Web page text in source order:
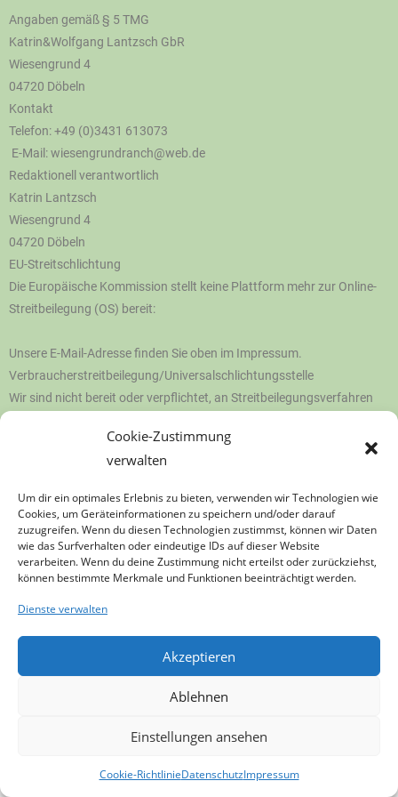
Cookie-Zustimmung
verwalten
Um dir ein optimales Erlebnis zu bieten, verwenden wir Technologien wie
Cookies, um Geräteinformationen zu speichern und/oder darauf
zuzugreifen. Wenn du diesen Technologien zustimmst, können wir Daten
wie das Surfverhalten oder eindeutige IDs auf dieser Website
verarbeiten. Wenn du deine Zustimmung nicht erteilst oder zurückziehst,
können bestimmte Merkmale und Funktionen beeinträchtigt werden.
Dienste verwalten
Akzeptieren
Ablehnen
Einstellungen ansehen
Cookie-RichtlinieDatenschutzImpressum
Angaben gemäß § 5 TMG
Katrin&Wolfgang Lantzsch GbR
Wiesengrund 4
04720 Döbeln
Kontakt
Telefon: +49 (0)3431 613073
E-Mail: wiesengrundranch@web.de
Redaktionell verantwortlich
Katrin Lantzsch
Wiesengrund 4
04720 Döbeln
EU-Streitschlichtung
Die Europäische Kommission stellt keine Plattform mehr zur Online-
Streitbeilegung (OS) bereit:
Unsere E-Mail-Adresse finden Sie oben im Impressum.
Verbraucherstreitbeilegung/Universalschlichtungsstelle
Wir sind nicht bereit oder verpflichtet, an Streitbeilegungsverfahren
Verbraucherschlichtungsstelle teilzunehmen.